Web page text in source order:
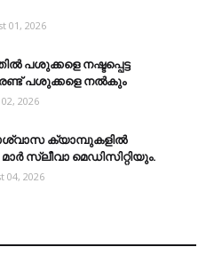
01, 2026
പശുക്കളെ നഷ്ടപ്പെട്ട
പശുക്കളെ നല്‍കും
2026
ക്യാമ്പുകളിൽ
സ്ലീവാ മെഡിസിറ്റിയും.
04, 2026